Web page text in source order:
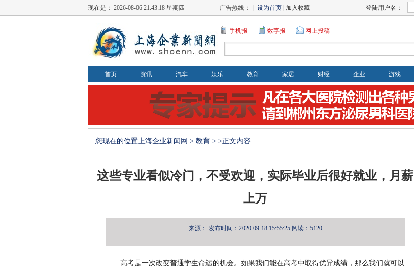
现在是： 2026-08-06 21:43:19 星期四 广告热线： | 设为首页 | 加入收藏 登陆用户名：
手机报 数字报 网上投稿
首页 资讯 汽车 娱乐 教育 家居 财经 企业 游戏
您现在的位置上海企业新闻网 > 教育 > >正文内容
这些专业看似冷门，不受欢迎，实际毕业后很好就业，月薪
上万
来源： 发布时间：2020-09-18 15:55:25 阅读：5120
高考是一次改变普通学生命运的机会。如果我们能在高考中取得优异成绩，那么我们就可以